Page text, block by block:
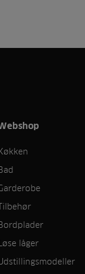
låger